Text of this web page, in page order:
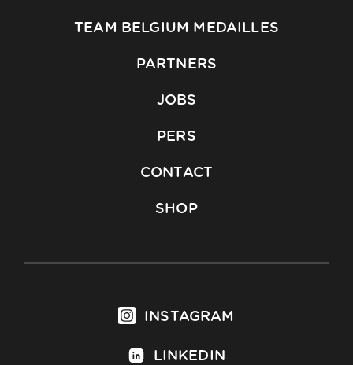
TEAM BELGIUM MEDAILLES
PARTNERS
JOBS
PERS
CONTACT
SHOP
INSTAGRAM
LINKEDIN